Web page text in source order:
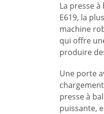
La presse
E619, la
machine
qui offre
produire
Une porte
presse à
puissante,